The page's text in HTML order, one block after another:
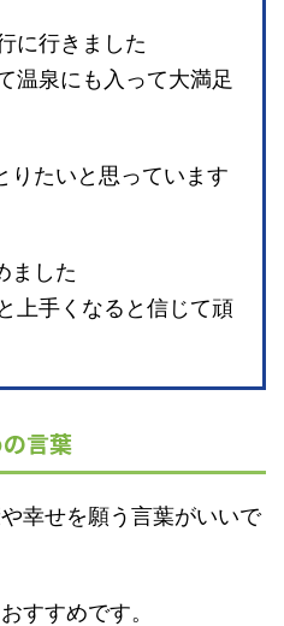
に行きました
温泉にも入って大満足
たいと思っています
ました
上手くなると信じて頑
言葉
幸せを願う言葉がいいで
すすめです。